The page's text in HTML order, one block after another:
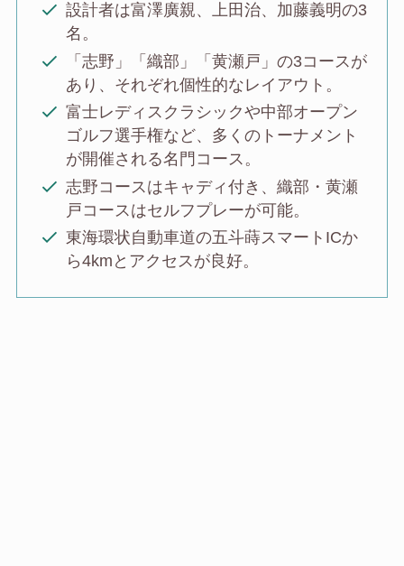
設計者は富澤廣親、上田治、加藤義明の3
名。
「志野」「織部」「黄瀬戸」の3コースが
あり、それぞれ個性的なレイアウト。
富士レディスクラシックや中部オープン
ゴルフ選手権など、多くのトーナメント
が開催される名門コース。
志野コースはキャディ付き、織部・黄瀬
戸コースはセルフプレーが可能。
東海環状自動車道の五斗蒔スマートICか
ら4kmとアクセスが良好。